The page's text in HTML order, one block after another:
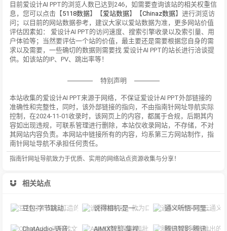
目前爱设计AI PPT的浏览人数已达到246，如需要查询该站的相关权重信
息，您可以点击【5118数据】【爱站数据】【Chinaz数据】进行浏览访
问；以目前的网站数据参考，建议大家以爱站数据为准，更多网站价值
评估因素如： 爱设计AI PPT的访问速度、搜索引擎收录以及索引量、用
户体验等；当然要评估一个站的价值，最主要还是需要根据您自身的需
求以及需要，一些确切的数据则需要找 爱设计AI PPT的站长进行洽谈提
供。如该站的IP、PV、跳出率等！
特别声明
本站收集的爱设计AI PPT来源于网络，不保证爱设计AI PPT外部链接的
准确性和完整性，同时，该外部链接的指向，不由指南针网址导航实际
控制，在2024-11-01收录时，该网页上的内容，都属于合规，后期其内
容如出现违规，可联系管理进行删除，本站仅收录网站，不存储，不对
其网站内容负责。本网站中链接所有的内容，均系第三方网站制作，指
南针网址导航不承担任何责任。
指南针网址导航致力于优质、实用的网络站点资源收集与分享！
相关站点
豆包-字节跳动打造的多功能AI对话工具 说得相机-是一款为口播视频创作者量身定制的智能拍摄工具 通义听悟-阿里云通义听悟是聚焦音视频内容的工作学习AI助手
ChatAudio-语音转文字 + 总结 + 对话 AIMIX智剪-集视频批量混剪、文案、字幕生成、语音合成等短视频运营功能于一 腾讯智影-腾讯推出的在线智能视频创作平台